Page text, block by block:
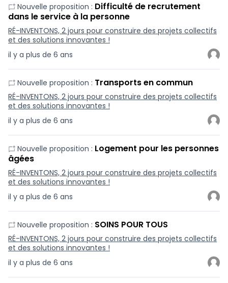
il y a plus de 6 ans
Nouvelle proposition : Difficulté de recrutement
dans le service à la personne
RÉ-INVENTONS, 2 jours pour construire des projets collectifs
et des solutions innovantes !
il y a plus de 6 ans
Nouvelle proposition : Transports en commun
RÉ-INVENTONS, 2 jours pour construire des projets collectifs
et des solutions innovantes !
il y a plus de 6 ans
Nouvelle proposition : Logement pour les personnes
âgées
RÉ-INVENTONS, 2 jours pour construire des projets collectifs
et des solutions innovantes !
il y a plus de 6 ans
Nouvelle proposition : SOINS POUR TOUS
RÉ-INVENTONS, 2 jours pour construire des projets collectifs
et des solutions innovantes !